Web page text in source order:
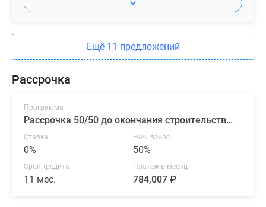
Ещё 11 предложений
Рассрочка
Программа
Рассрочка 50/50 до окончания строительства от ГК «ПСК»
Ставка
0%
Нач. взнос
50%
Срок кредита
11 мес.
Платеж в месяц
784,007 ₽